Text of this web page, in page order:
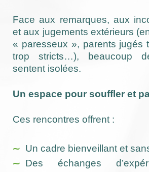
Face aux remarques, aux
et aux jugements extérieurs
« paresseux », parents jugés
trop stricts…), beaucoup
sentent isolées.
Un espace pour souffler et
Ces rencontres offrent :
Un cadre bienveillant et
Des échanges